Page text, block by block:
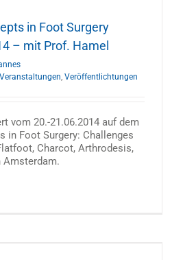
in Foot Surgery
– mit Prof. Hamel
Veranstaltungen, Veröffentlichtungen
vom 20.-21.06.2014 auf dem
in Foot Surgery: Challenges
Charcot, Arthrodesis,
Amsterdam.